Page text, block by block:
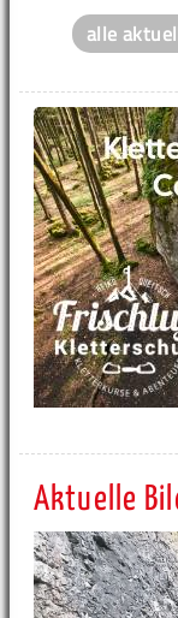
alle
Aktuelle